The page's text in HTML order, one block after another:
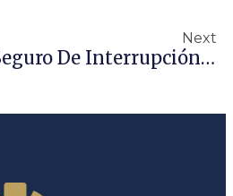
Next
¿Tiene Mi Compañía Una Cobertura De Seguro De Interrupción De Negocios?